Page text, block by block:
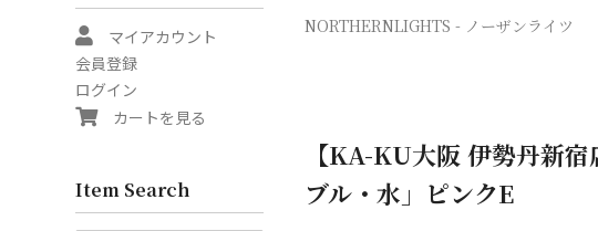
NORTHERNLIGHTS - ノーザンライツ
【KA-KU大阪 伊勢丹新
ブル・水」ピンクE
マイアカウント
会員登録
ログイン
カートを見る
Item Search